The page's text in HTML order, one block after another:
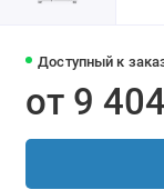
Доступный к
от 9